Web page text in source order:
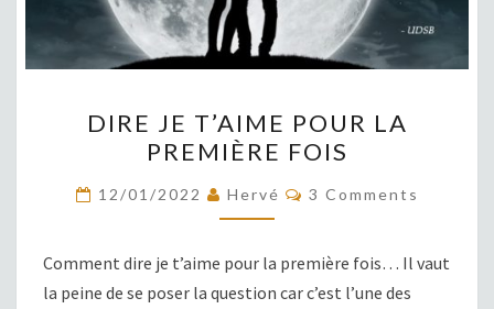
JE
T’AIME
POUR
LA
FOIS
DIRE JE T’AIME POUR LA
PREMIÈRE FOIS
12/01/2022 Hervé COMMENTS
3 Comments
Comment dire je t’aime pour la première fois… Il vaut
la peine de se poser la question car c’est l’une des